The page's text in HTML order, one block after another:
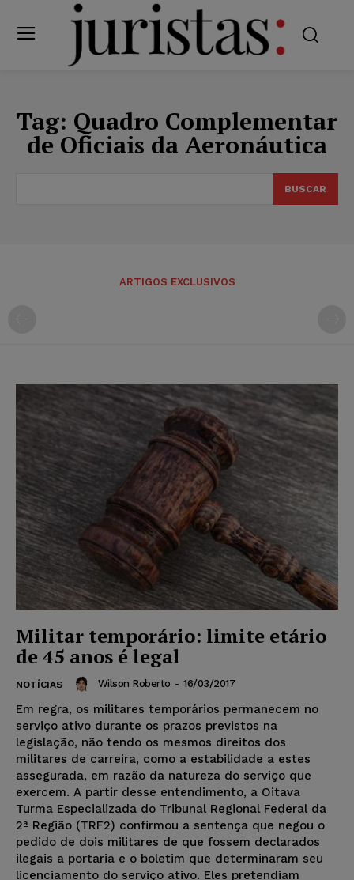
Tag: Quadro Complementar
de Oficiais da Aeronáutica
BUSCAR
ARTIGOS EXCLUSIVOS
Militar temporário: limite etário
de 45 anos é legal
NOTÍCIAS Wilson Roberto - 16/03/2017
Em regra, os militares temporários permanecem no
serviço ativo durante os prazos previstos na
legislação, não tendo os mesmos direitos dos
militares de carreira, como a estabilidade a estes
assegurada, em razão da natureza do serviço que
exercem. A partir desse entendimento, a Oitava
Turma Especializada do Tribunal Regional Federal da
2ª Região (TRF2) confirmou a sentença que negou o
pedido de dois militares de que fossem declarados
ilegais a portaria e o boletim que determinaram seu
licenciamento do serviço ativo. Eles pretendiam